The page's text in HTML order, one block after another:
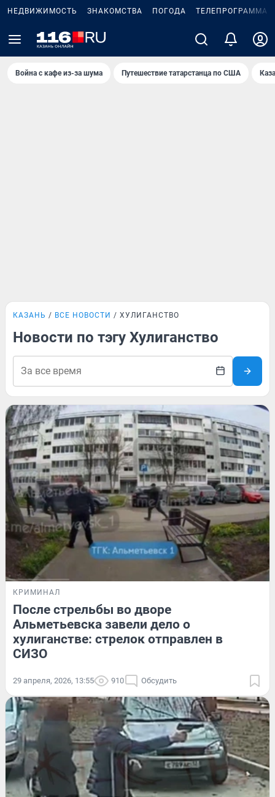
НЕДВИЖИМОСТЬ ЗНАКОМСТВА ПОГОДА ТЕЛЕПРОГРАММА
Война с кафе из-за шума Путешествие татарстанца по США
КАЗАНЬ ВСЕ НОВОСТИ ХУЛИГАНСТВО
Новости по тэгу Хулиганство
КРИМИНАЛ
После стрельбы во дворе
Альметьевска завели дело о
хулиганстве: стрелок отправлен в
СИЗО
29 апреля, 2026, 13:55 910 Обсудить